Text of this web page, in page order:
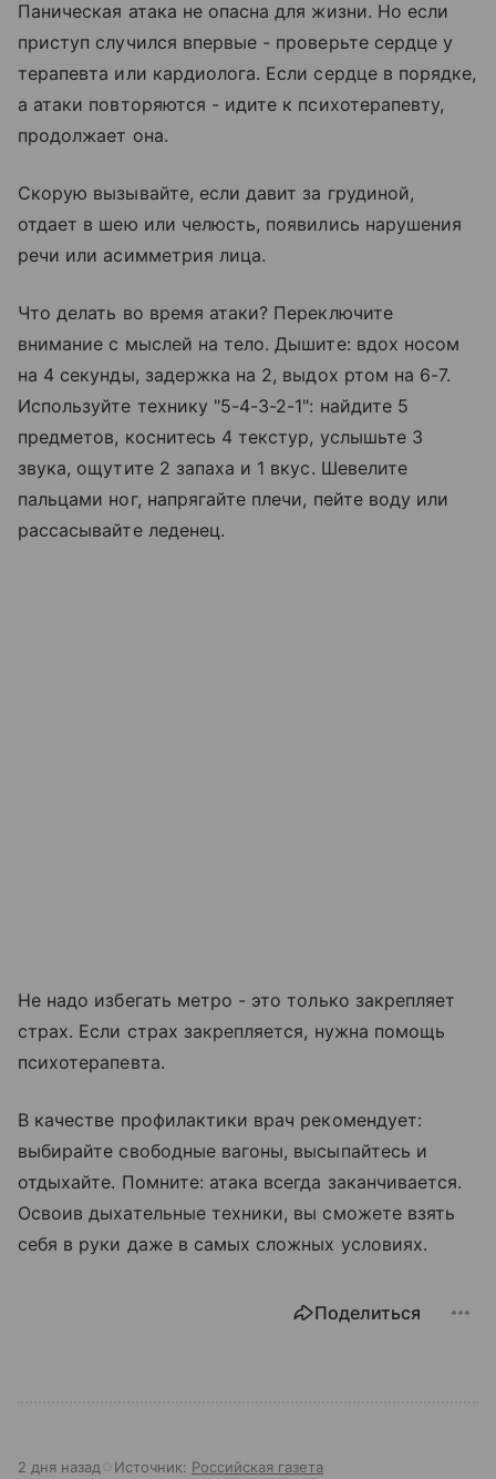
Паническая атака не опасна для жизни. Но если
приступ случился впервые - проверьте сердце у
терапевта или кардиолога. Если сердце в порядке,
а атаки повторяются - идите к психотерапевту,
продолжает она.
Скорую вызывайте, если давит за грудиной,
отдает в шею или челюсть, появились нарушения
речи или асимметрия лица.
Что делать во время атаки? Переключите
внимание с мыслей на тело. Дышите: вдох носом
на 4 секунды, задержка на 2, выдох ртом на 6-7.
Используйте технику "5-4-3-2-1": найдите 5
предметов, коснитесь 4 текстур, услышьте 3
звука, ощутите 2 запаха и 1 вкус. Шевелите
пальцами ног, напрягайте плечи, пейте воду или
рассасывайте леденец.
Не надо избегать метро - это только закрепляет
страх. Если страх закрепляется, нужна помощь
психотерапевта.
В качестве профилактики врач рекомендует:
выбирайте свободные вагоны, высыпайтесь и
отдыхайте. Помните: атака всегда заканчивается.
Освоив дыхательные техники, вы сможете взять
себя в руки даже в самых сложных условиях.
Поделиться
2 дня назад Источник: Российская газета